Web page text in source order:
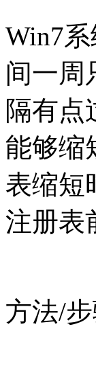
Win7
间一周
隔有点
能够缩
表缩短
注册表
方法/步